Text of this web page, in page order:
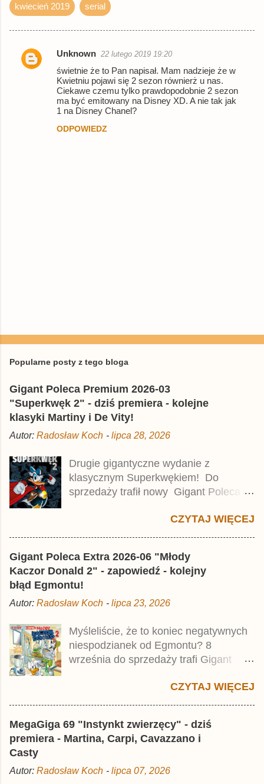
kwiecień 2019 serial
K
Unknown 22 lutego 2019 19:20
świetnie że to Pan napisał. Mam nadzieje że w
Kwietniu pojawi się 2 sezon równierż u nas.
Ciekawe czemu tylko prawdopodobnie 2 sezon
ma być emitowany na Disney XD. A nie tak jak
1 na Disney Chanel?
ODPOWIEDZ
e
i
j
o
m
e
t
a
r
z
Popularne posty z tego bloga
Gigant Poleca Premium 2026-03
"Superkwęk 2" - dziś premiera - kolejne
klasyki Martiny i De Vity!
Autor: Radosław Koch - lipca 28, 2026
Drugie gigantyczne wydanie z
klasycznym Superkwękiem! Do
sprzedaży trafił nowy Gigant Poleca
Jest to kolejny 624-stronicowy tom z
wynosi 49,99 zł i zamówicie go także z
rabatem na Egmont.pl . Za przekład
odpowiadał Jacek Drewnowski.
Publikacja jest przedrukiem drugiego
Taschenbuch Phantomias Collection ,
który trafił do sprzedaży pod koniec
2025 roku.
CZYTAJ WIĘCEJ
Gigant Poleca Extra 2026-06 "Młody
Kaczor Donald 2" - zapowiedź - kolejny
błąd Egmontu!
Autor: Radosław Koch - lipca 23, 2026
Myśleliście, że to koniec negatywnych
niespodzianek od Egmontu? 8
września do sprzedaży trafi Gigant
Jednak wbrew temu, na co wskazuje
młodego Kaczora Donalda i jego
przyjaciół, lecz prawdopodobnie znajdą
Publikacja będzie liczyła ok. 360 stron i
CZYTAJ WIĘCEJ
MegaGiga 69 "Instynkt zwierzęcy" - dziś
premiera - Martina, Carpi, Cavazzano i
Casty
Autor: Radosław Koch - lipca 07, 2026